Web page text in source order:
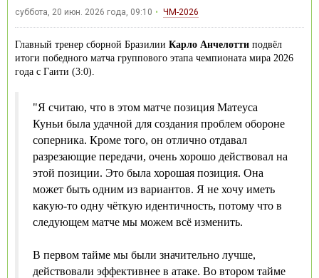
суббота, 20 июн. 2026 года, 09:10 ЧМ-2026
Главный тренер сборной Бразилии Карло Анчелотти подвёл
итоги победного матча группового этапа чемпионата мира 2026
года с Гаити (3:0).
"Я считаю, что в этом матче позиция Матеуса
Куньи была удачной для создания проблем обороне
соперника. Кроме того, он отлично отдавал
разрезающие передачи, очень хорошо действовал на
этой позиции. Это была хорошая позиция. Она
может быть одним из вариантов. Я не хочу иметь
какую-то одну чёткую идентичность, потому что в
следующем матче мы можем всё изменить.
В первом тайме мы были значительно лучше,
действовали эффективнее в атаке. Во втором тайме